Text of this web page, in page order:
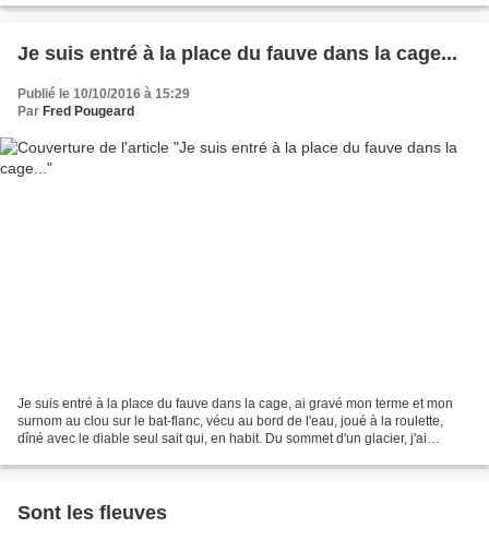
Je suis entré à la place du fauve dans la cage...
Publié le 10/10/2016 à 15:29
Par Fred Pougeard
Je suis entré à la place du fauve dans la cage, ai gravé mon terme et mon
surnom au clou sur le bat-flanc, vécu au bord de l'eau, joué à la roulette,
dîné avec le diable seul sait qui, en habit. Du sommet d'un glacier, j'ai
Sont les fleuves